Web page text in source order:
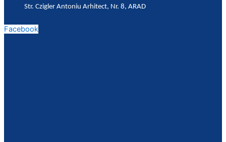
Str. Czigler Antoniu Arhitect, Nr. 8, ARAD
Facebook